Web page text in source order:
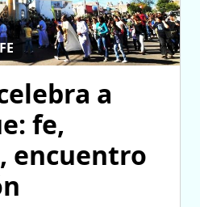
a
fe,
encuentro